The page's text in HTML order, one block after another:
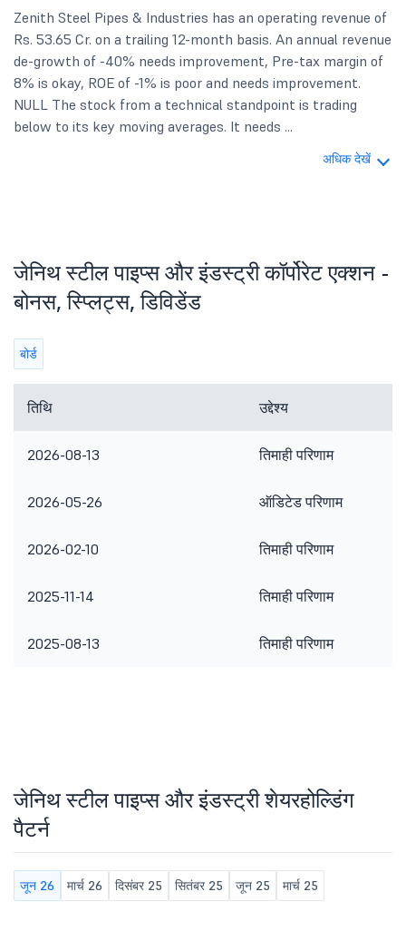
Zenith Steel Pipes & Industries has an operating revenue of
Rs. 53.65 Cr. on a trailing 12-month basis. An annual revenue
de-growth of -40% needs improvement, Pre-tax margin of
8% is okay, ROE of -1% is poor and needs improvement.
NULL The stock from a technical standpoint is trading
below to its key moving averages. It needs ...
अधिक देखें
जेनिथ स्टील पाइप्स और इंडस्ट्री कॉर्पोरेट एक्शन -
बोनस, स्प्लिट्स, डिविडेंड
बोर्ड
तिथि उद्देश्य
2026-08-13 तिमाही परिणाम
2026-05-26 ऑडिटेड परिणाम
2026-02-10 तिमाही परिणाम
2025-11-14 तिमाही परिणाम
2025-08-13 तिमाही परिणाम
जेनिथ स्टील पाइप्स और इंडस्ट्री शेयरहोल्डिंग
पैटर्न
जून 26 मार्च 26 दिसंबर 25 सितंबर 25 जून 25 मार्च 25